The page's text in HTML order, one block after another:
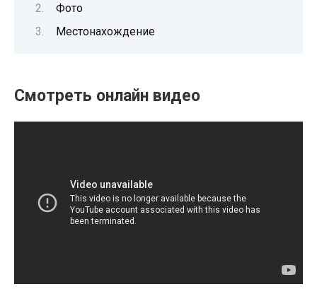
Фото
Местонахождение
Смотреть онлайн видео